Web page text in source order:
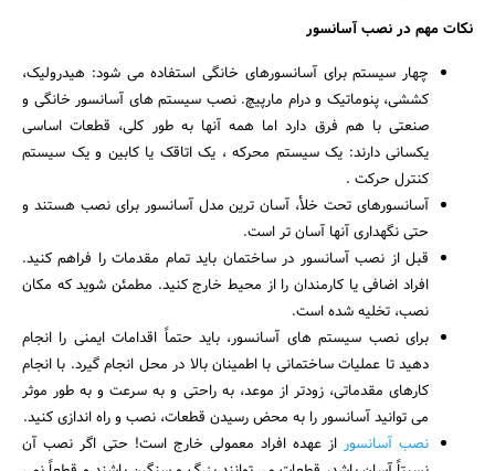
نکات مهم در نصب آسانسور
چهار سیستم برای آسانسورهای خانگی استفاده می شود: هیدرولیک،
کششی، پنوماتیک و درام مارپیچ. نصب سیستم های آسانسور خانگی و
صنعتی با هم فرق دارد اما همه آنها به طور کلی، قطعات اساسی
یکسانی دارند: یک سیستم محرکه ، یک اتاقک یا کابین و یک سیستم
کنترل حرکت .
آسانسورهای تحت خلأ، آسان ترین مدل آسانسور برای نصب هستند و
حتی نگهداری آنها آسان تر است.
قبل از نصب آسانسور در ساختمان باید تمام مقدمات را فراهم کنید.
افراد اضافی یا کارمندان را از محیط خارج کنید. مطمئن شوید که مکان
نصب، تخلیه شده است.
برای نصب سیستم های آسانسور، باید حتماً اقدامات ایمنی را انجام
دهید تا عملیات ساختمانی با اطمینان بالا در محل انجام گیرد. با انجام
کارهای مقدماتی، زودتر از موعد، به راحتی و به سرعت و به طور موثر
می توانید آسانسور را به محض رسیدن قطعات، نصب و راه اندازی کنید.
نصب آسانسور از عهده افراد معمولی خارج است! حتی اگر نصب آن